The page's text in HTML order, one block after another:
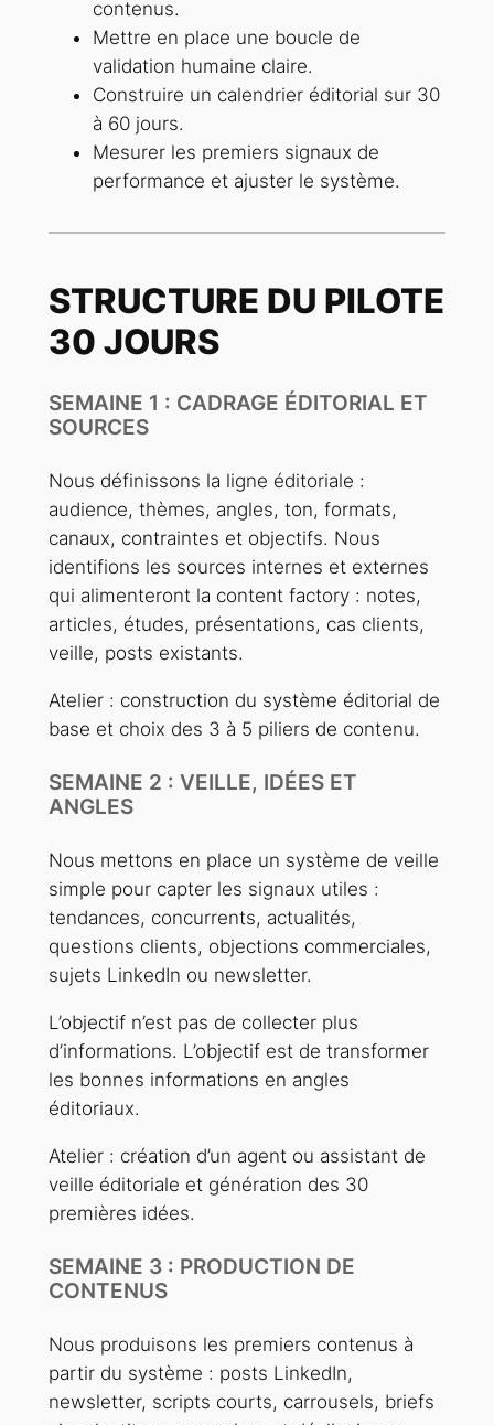
contenus.
Mettre en place une boucle de
validation humaine claire.
Construire un calendrier éditorial sur 30
à 60 jours.
Mesurer les premiers signaux de
performance et ajuster le système.
STRUCTURE DU PILOTE
30 JOURS
SEMAINE 1 : CADRAGE ÉDITORIAL ET
SOURCES
Nous définissons la ligne éditoriale :
audience, thèmes, angles, ton, formats,
canaux, contraintes et objectifs. Nous
identifions les sources internes et externes
qui alimenteront la content factory : notes,
articles, études, présentations, cas clients,
veille, posts existants.
Atelier : construction du système éditorial de
base et choix des 3 à 5 piliers de contenu.
SEMAINE 2 : VEILLE, IDÉES ET
ANGLES
Nous mettons en place un système de veille
simple pour capter les signaux utiles :
tendances, concurrents, actualités,
questions clients, objections commerciales,
sujets LinkedIn ou newsletter.
L’objectif n’est pas de collecter plus
d’informations. L’objectif est de transformer
les bonnes informations en angles
éditoriaux.
Atelier : création d’un agent ou assistant de
veille éditoriale et génération des 30
premières idées.
SEMAINE 3 : PRODUCTION DE
CONTENUS
Nous produisons les premiers contenus à
partir du système : posts LinkedIn,
newsletter, scripts courts, carrousels, briefs